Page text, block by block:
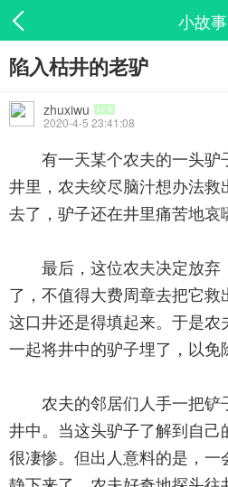
小故事
陷入枯井的老驴
zhuxiwu Lv.9
2020-4-5 23:41:08
有一天某个农夫的一头驴
井里，农夫绞尽脑汁想办法
去了，驴子还在井里痛苦地哀
最后，这位农夫决定放弃
了，不值得大费周章去把它救
这口井还是得填起来。于是
一起将井中的驴子埋了，以免
农夫的邻居们人手一把铲
井中。当这头驴子了解到自
很凄惨。但出人意料的是，